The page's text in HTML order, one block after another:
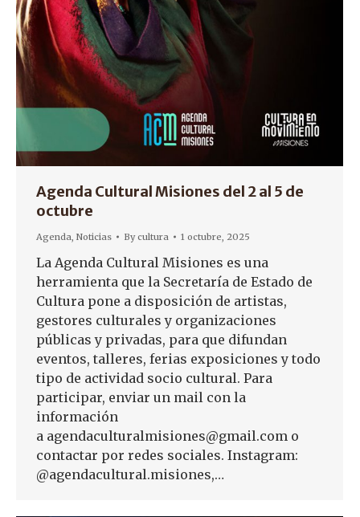
Agenda Cultural Misiones del 2 al 5 de
octubre
Agenda Noticias Bycultura 1 octubre, 2025
La Agenda Cultural Misiones es una
herramienta que la Secretaría de Estado de
Cultura pone a disposición de artistas,
gestores culturales y organizaciones
públicas y privadas, para que difundan
eventos, talleres, ferias exposiciones y todo
tipo de actividad socio cultural. Para
participar, enviar un mail con la
información
a agendaculturalmisiones@gmail.com o
contactar por redes sociales. Instagram:
@agendacultural.misiones,…